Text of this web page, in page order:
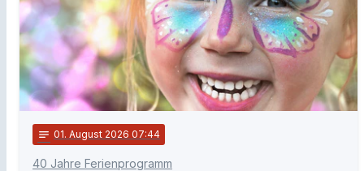
notes 01. August 2026 07:44
40 Jahre Ferienprogramm